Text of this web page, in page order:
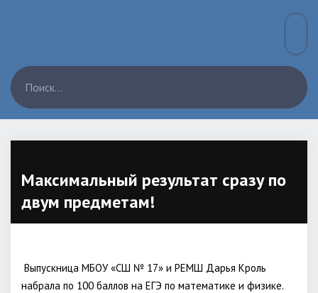
Максимальный результат сразу по
двум предметам!
Выпускница МБОУ «СШ № 17» и РЕМШ Дарья Кроль
набрала по 100 баллов на ЕГЭ по математике и физике.